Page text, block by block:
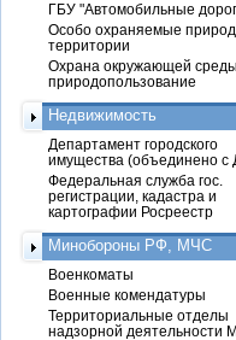
ГБУ "Автомобильные
Особо охраняемые
территории
Охрана окружающей
природопользование
Недвижимость
Департамент городского
имущества (объединено с
Федеральная служба гос.
регистрации, кадастра и
картографии Росреестр
Минобороны РФ, МЧС
Военкоматы
Военные комендатуры
Территориальные отделы
надзорной деятельности